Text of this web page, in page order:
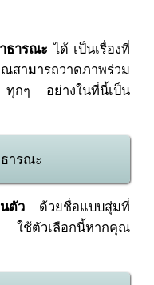
ธารณะ ได้ เป็นเรื่องที่
สามารถวาดภาพร่วม
ทุกๆ อย่างในที่นี้เป็น
ารณะ
ตัว ด้วยชื่อแบบสุ่มที่
ใช้ตัวเลือกนี้หากคุณ